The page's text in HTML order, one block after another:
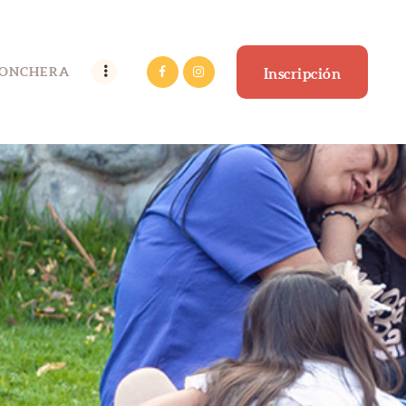
Inscripción